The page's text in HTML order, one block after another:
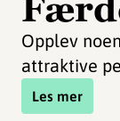
Opplev
attraktive
Les mer